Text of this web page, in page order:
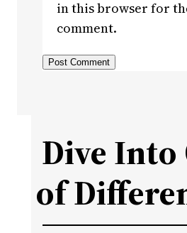
in this browser for
comment.
Dive Into
of